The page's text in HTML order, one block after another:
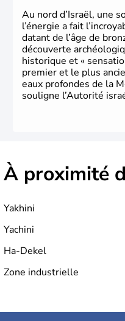
Au nord d’Israël, une
l’énergie a fait
datant de l’âge de
découverte
historique et «
premier et le plus
eaux profondes de la
souligne l’Autorité
À proximité
Yakhini
Yachini
Ha-Dekel
Zone industrielle